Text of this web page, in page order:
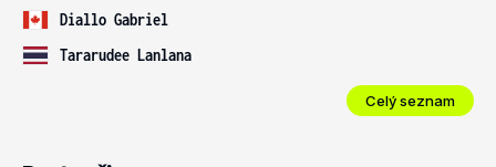
Diallo Gabriel
Tararudee Lanlana
Celý seznam